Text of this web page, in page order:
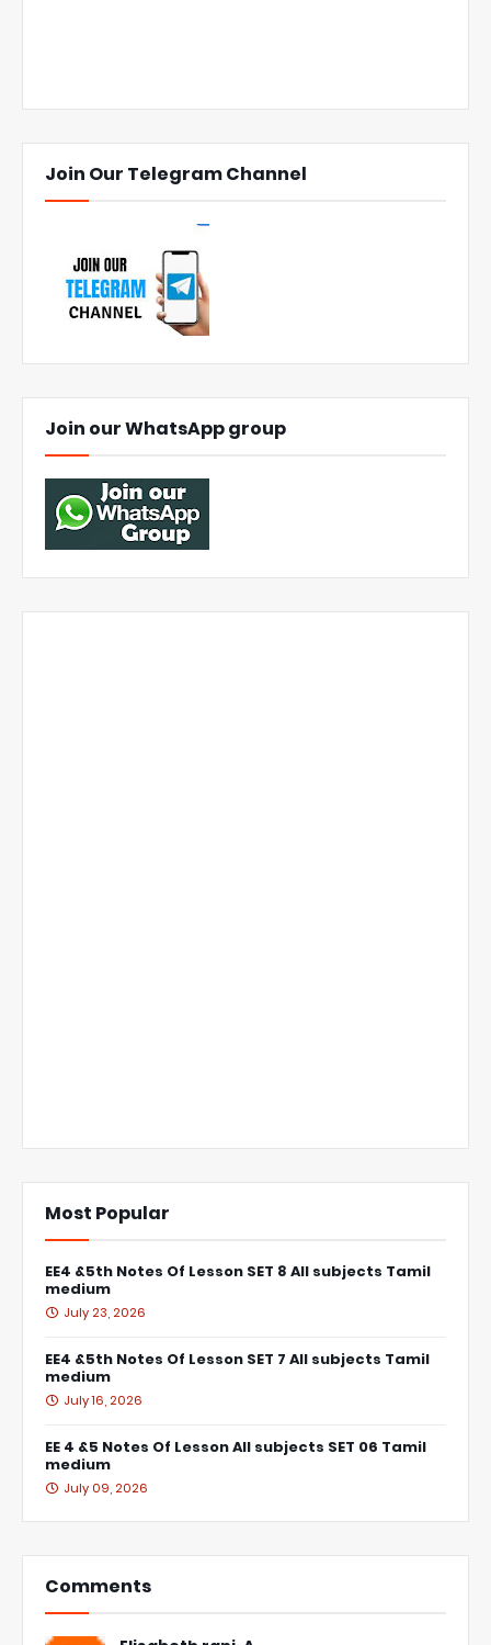
Join Our Telegram Channel
Join our WhatsApp group
Most Popular
EE4 &5th Notes Of Lesson SET 8 All subjects Tamil
medium
July 23, 2026
EE4 &5th Notes Of Lesson SET 7 All subjects Tamil
medium
July 16, 2026
EE 4 &5 Notes Of Lesson All subjects SET 06 Tamil
medium
July 09, 2026
Comments